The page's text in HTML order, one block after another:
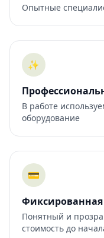
Опытные
✨
В работе
оборудование
💳
Понятный и
стоимость до